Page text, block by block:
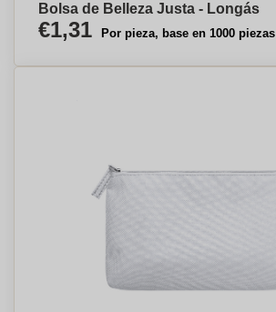
Bolsa de Belleza Justa - Longás
€1,31 Por pieza, base en 1000 piezas